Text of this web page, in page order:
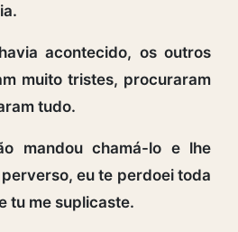
acontecido, os outros
muito tristes, procuraram
tudo.
mandou chamá-lo e lhe
eu te perdoei toda
tu me suplicaste.